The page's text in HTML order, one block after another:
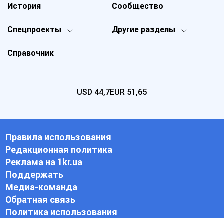
Спецпроекты Другие разделы
История
Справочник
Сообщество
USD 44,7EUR 51,65
Правила использования
Редакционная политика
Реклама на 1kr.ua
Поддержать
Медиа-команда
Обратная связь
Политика использования